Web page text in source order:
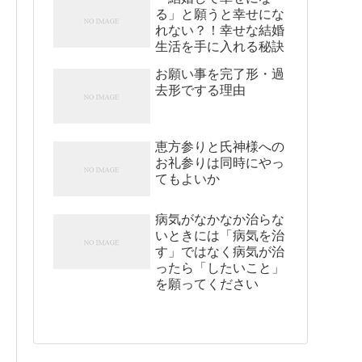
る」と願うと幸せにな
れない？！幸せな結婚
生活を手に入れる秘訣
お願い事を完了形・過
去形でする理由
恵方参りと氏神様への
お礼参りは同時にやっ
てもよいか
病気がなかなか治らな
いときには「病気を治
す」ではなく病気が治
ったら「したいこと」
を願ってください